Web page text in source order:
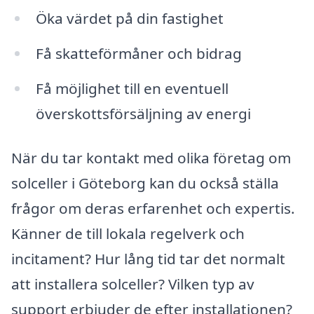
Öka värdet på din fastighet
Få skatteförmåner och bidrag
Få möjlighet till en eventuell
överskottsförsäljning av energi
När du tar kontakt med olika företag om
solceller i Göteborg kan du också ställa
frågor om deras erfarenhet och expertis.
Känner de till lokala regelverk och
incitament? Hur lång tid tar det normalt
att installera solceller? Vilken typ av
support erbjuder de efter installationen?